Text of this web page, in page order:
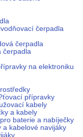
čerpadla
čerpadla
čerpadla
na elektroniku
přípravky
kabely
a kabely
baterie a nabíječky
a kabelové navijáky